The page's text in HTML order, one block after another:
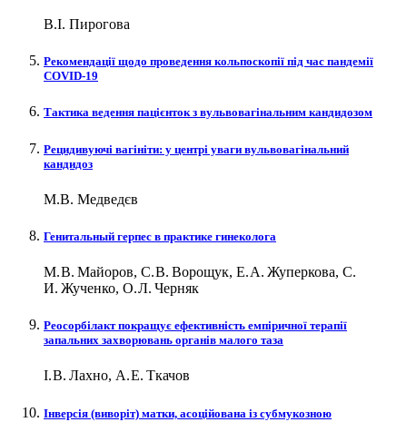
В.І. Пирогова
Рекомендації щодо проведення кольпоскопії під час пандемії
COVID‑19
Тактика ведення пацієнток з вульвовагінальним кандидозом
Рецидивуючі вагініти: у центрі уваги вульвовагінальний
кандидоз
М.В. Медведєв
Генитальный герпес в практике гинеколога
М. В. Майоров, С. В. Ворощук, Е. А. Жуперкова, С.
И. Жученко, О. Л. Черняк
Реосорбілакт покращує ефективність емпіричної терапії
запальних захворювань органів малого таза
І. В. Лахно, А. Е. Ткачов
Інверсія (виворіт) матки, асоційована із субмукозною